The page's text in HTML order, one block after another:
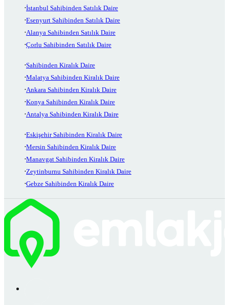
İstanbul Sahibinden Satılık Daire
Esenyurt Sahibinden Satılık Daire
Alanya Sahibinden Satılık Daire
Çorlu Sahibinden Satılık Daire
Sahibinden Kiralık Daire
Malatya Sahibinden Kiralık Daire
Ankara Sahibinden Kiralık Daire
Konya Sahibinden Kiralık Daire
Antalya Sahibinden Kiralık Daire
Eskişehir Sahibinden Kiralık Daire
Mersin Sahibinden Kiralık Daire
Manavgat Sahibinden Kiralık Daire
Zeytinburnu Sahibinden Kiralık Daire
Gebze Sahibinden Kiralık Daire